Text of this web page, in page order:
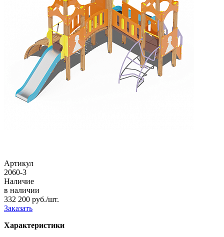
Артикул
2060-3
Наличие
в наличии
332 200 руб./шт.
Заказать
Характеристики